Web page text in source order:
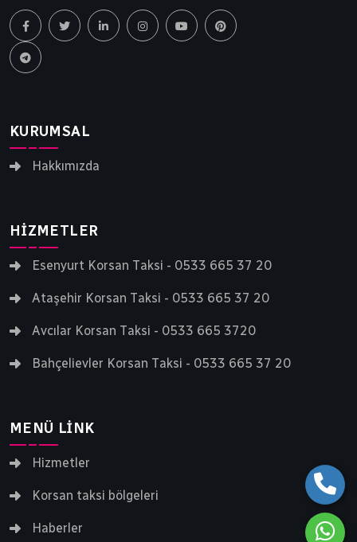
ödün vermeden yollarda ilerlemektedir.
İstanbul korsan taksi, Sel Transfer 30
yılı aşkın bir süredir siz ve sevdiklerinizi
KURUMSAL
Hakkımızda
HIZMETLER
Esenyurt Korsan Taksi - 0533 665 37 20
Ataşehir Korsan Taksi - 0533 665 37 20
Avcılar Korsan Taksi - 0533 665 3720
Bahçelievler Korsan Taksi - 0533 665 37 20
MENÜ LINK
Hizmetler
Korsan taksi bölgeleri
Haberler